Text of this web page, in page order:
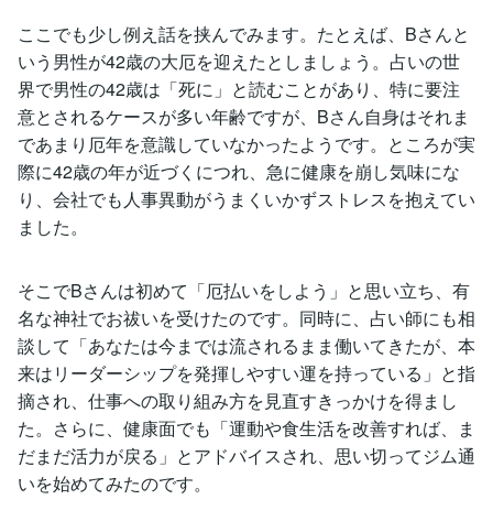
ここでも少し例え話を挟んでみます。たとえば、Bさんと
いう男性が42歳の大厄を迎えたとしましょう。占いの世
界で男性の42歳は「死に」と読むことがあり、特に要注
意とされるケースが多い年齢ですが、Bさん自身はそれま
であまり厄年を意識していなかったようです。ところが実
際に42歳の年が近づくにつれ、急に健康を崩し気味にな
り、会社でも人事異動がうまくいかずストレスを抱えてい
ました。
そこでBさんは初めて「厄払いをしよう」と思い立ち、有
名な神社でお祓いを受けたのです。同時に、占い師にも相
談して「あなたは今までは流されるまま働いてきたが、本
来はリーダーシップを発揮しやすい運を持っている」と指
摘され、仕事への取り組み方を見直すきっかけを得まし
た。さらに、健康面でも「運動や食生活を改善すれば、ま
だまだ活力が戻る」とアドバイスされ、思い切ってジム通
いを始めてみたのです。